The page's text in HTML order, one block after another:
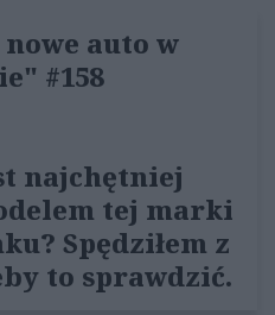
auto w
#158
najchętniej
tej marki
Spędziłem z
to sprawdzić.